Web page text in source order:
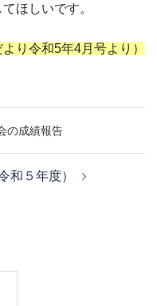
ほしいです。
より令和5年4月号より）
の成績報告
和５年度）